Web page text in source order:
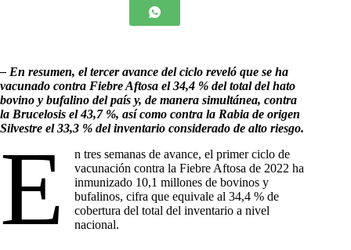
– En resumen, el tercer avance del ciclo reveló que se ha
vacunado contra Fiebre Aftosa el 34,4 % del total del hato
bovino y bufalino del país y, de manera simultánea, contra
la Brucelosis el 43,7 %, así como contra la Rabia de origen
Silvestre el 33,3 % del inventario considerado de alto riesgo.
E
n tres semanas de avance, el primer ciclo de
vacunación contra la Fiebre Aftosa de 2022 ha
inmunizado 10,1 millones de bovinos y
bufalinos, cifra que equivale al 34,4 % de
cobertura del total del inventario a nivel
nacional.